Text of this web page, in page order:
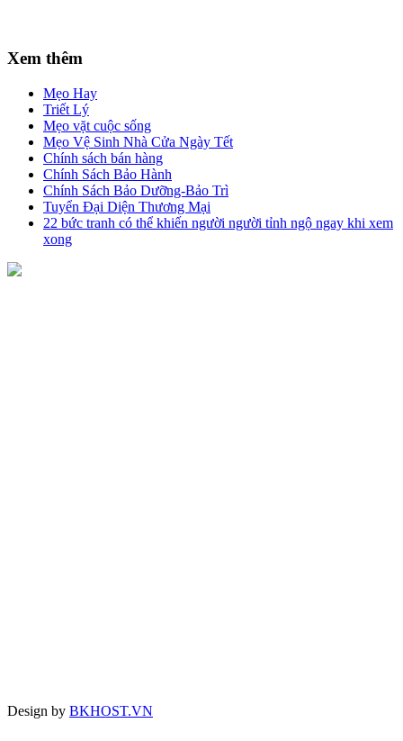
Xem thêm
Mẹo Hay
Triết Lý
Mẹo vặt cuộc sống
Mẹo Vệ Sinh Nhà Cửa Ngày Tết
Chính sách bán hàng
Chính Sách Bảo Hành
Chính Sách Bảo Dưỡng-Bảo Trì
Tuyển Đại Diện Thương Mại
22 bức tranh có thể khiến người người tỉnh ngộ ngay khi xem
xong
Design by BKHOST.VN